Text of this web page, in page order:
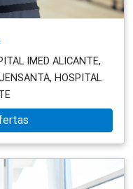
IMED ALICANTE,
HOSPITAL